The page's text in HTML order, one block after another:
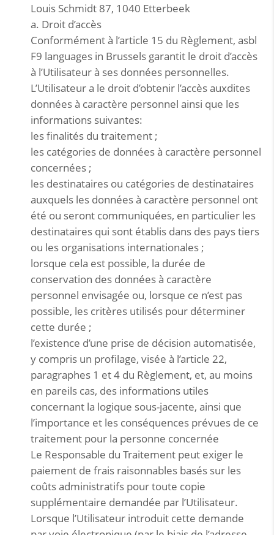
Louis Schmidt 87, 1040 Etterbeek
a. Droit d’accès
Conformément à l’article 15 du Règlement, asbl
F9 languages in Brussels garantit le droit d’accès
à l’Utilisateur à ses données personnelles.
L’Utilisateur a le droit d’obtenir l’accès auxdites
données à caractère personnel ainsi que les
informations suivantes:
les finalités du traitement ;
les catégories de données à caractère personnel
concernées ;
les destinataires ou catégories de destinataires
auxquels les données à caractère personnel ont
été ou seront communiquées, en particulier les
destinataires qui sont établis dans des pays tiers
ou les organisations internationales ;
lorsque cela est possible, la durée de
conservation des données à caractère
personnel envisagée ou, lorsque ce n’est pas
possible, les critères utilisés pour déterminer
cette durée ;
l’existence d’une prise de décision automatisée,
y compris un profilage, visée à l’article 22,
paragraphes 1 et 4 du Règlement, et, au moins
en pareils cas, des informations utiles
concernant la logique sous-jacente, ainsi que
l’importance et les conséquences prévues de ce
traitement pour la personne concernée
Le Responsable du Traitement peut exiger le
paiement de frais raisonnables basés sur les
coûts administratifs pour toute copie
supplémentaire demandée par l’Utilisateur.
Lorsque l’Utilisateur introduit cette demande